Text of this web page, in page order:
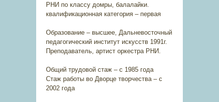
РНИ по классу домры, балалайки.
квалификационная категория – первая
Образование – высшее, Дальневосточный
педагогический институт искусств 1991г.
Преподаватель, артист оркестра РНИ.
Общий трудовой стаж – с 1985 года
Стаж работы во Дворце творчества – с
2002 года